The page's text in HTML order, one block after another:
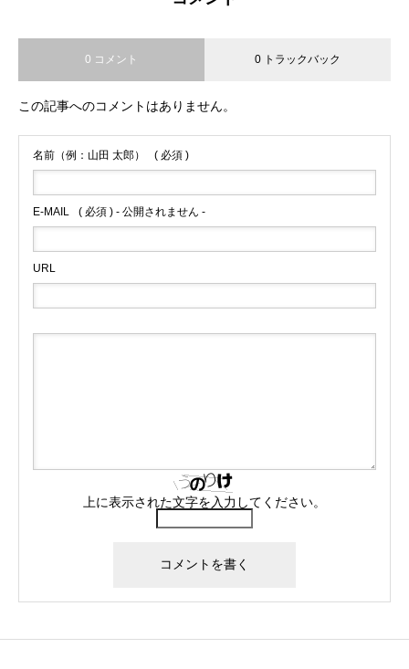
0 コメント 0 トラックバック
この記事へのコメントはありません。
名前（例：山田 太郎） ( 必須 )
E-MAIL ( 必須 ) - 公開されません -
URL
上に表示された文字を入力してください。